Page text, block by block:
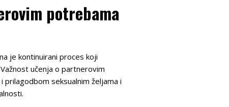
potrebama
je kontinuirani proces koji
učenja o partnerovim
seksualnim željama i